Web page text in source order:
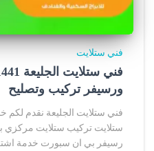
فني ستلايت
ورسيفر تركيب وتصليح
فني ستلايت الجليعة نقدم لكم
ستلايت تركيب ستلايت مركزي
رسيفر بي ان سبورت خدمة